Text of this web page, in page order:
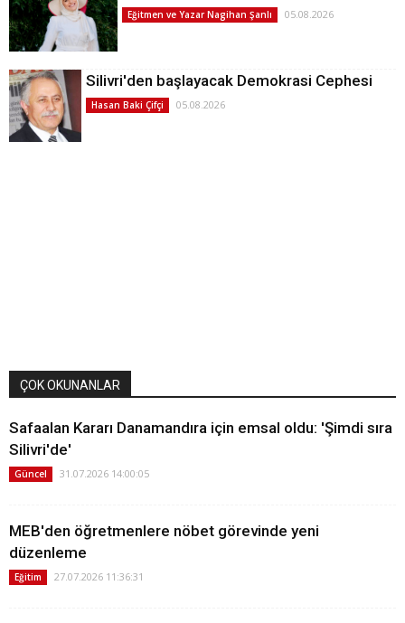
Eğitmen ve Yazar Nagihan Şanlı 05.08.2026
Silivri'den başlayacak Demokrasi Cephesi
Hasan Baki Çifçi 05.08.2026
ÇOK OKUNANLAR
Safaalan Kararı Danamandıra için emsal oldu: 'Şimdi sıra
Silivri'de'
Güncel 31.07.2026 14:00:05
MEB'den öğretmenlere nöbet görevinde yeni
düzenleme
Eğitim 27.07.2026 11:36:31